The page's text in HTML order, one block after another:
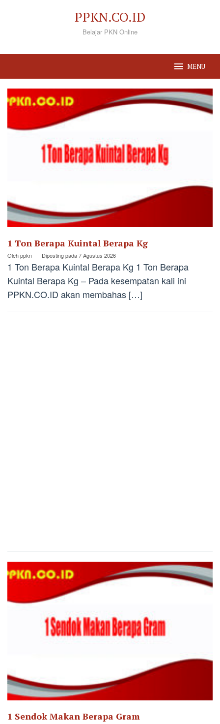
PPKN.CO.ID
Belajar PKN Online
MENU
PPKN.CO.ID
1 Ton Berapa Kuintal Berapa Kg
Olehppkn Diposting pada7 Agustus 2026
1 Ton Berapa Kuintal Berapa Kg 1 Ton Berapa
Kuintal Berapa Kg – Pada kesempatan kali ini
PPKN.CO.ID akan membahas […]
1 Sendok Makan Berapa Gram